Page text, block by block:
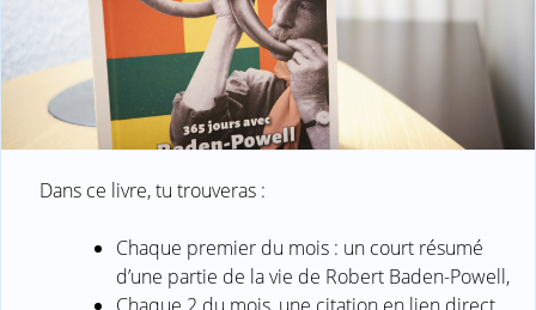
Dans ce livre, tu trouveras :
Chaque premier du mois : un court résumé
d’une partie de la vie de Robert Baden-Powell,